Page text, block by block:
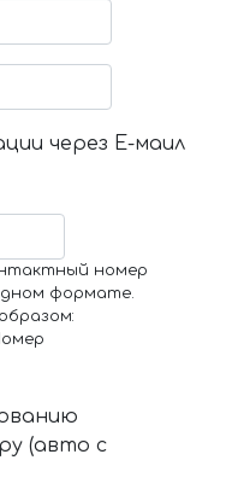
через Е-маил
номер
формате.
(авто с